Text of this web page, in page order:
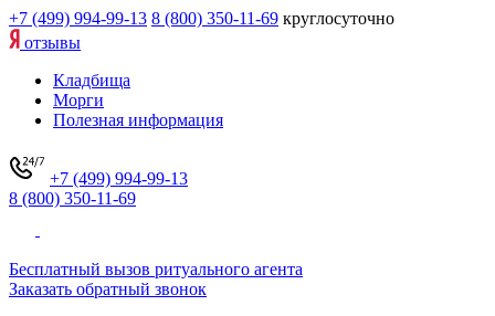
+7 (499) 994-99-13 8 (800) 350-11-69 круглосуточно
отзывы
Кладбища
Морги
Полезная информация
+7 (499) 994-99-13
8 (800) 350-11-69
Бесплатный вызов ритуального агента
Заказать обратный звонок